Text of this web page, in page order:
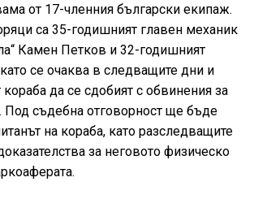
от 17-членния български екипаж.
са 35-годишният главен механик
Камен Петков и 32-годишният
се очаква в следващите дни и
да се сдобият с обвинения за
Под съдебна отговорност ще бъде
на кораба, като разследващите
за неговото физическо